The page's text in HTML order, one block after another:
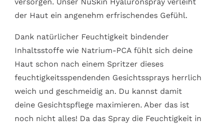
versorgen. Unser NuSkin Hyaluronspray verleiht
der Haut ein angenehm erfrischendes Gefühl.
Dank natürlicher Feuchtigkeit bindender
Inhaltsstoffe wie Natrium-PCA fühlt sich deine
Haut schon nach einem Spritzer dieses
feuchtigkeitsspendenden Gesichtssprays herrlich
weich und geschmeidig an. Du kannst damit
deine Gesichtspflege maximieren. Aber das ist
noch nicht alles! Da das Spray die Feuchtigkeit in